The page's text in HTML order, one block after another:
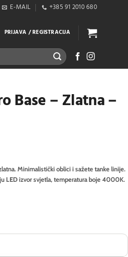
E-MAIL +385 91 2010 680
PRIJAVA / REGISTRACIJA
Base – Zlatna –
Minimalistički oblici i sažete tanke linije.
LED izvor svjetla, temperatura boje 4000K.
Maytoni Pro Base - Zlatna -